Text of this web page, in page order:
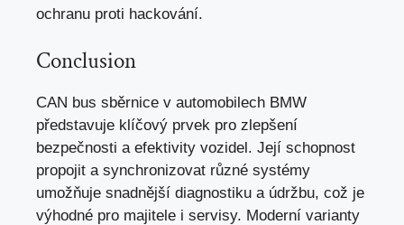
ochranu proti hackování.
Conclusion
CAN bus sběrnice v automobilech BMW
představuje klíčový prvek pro zlepšení
bezpečnosti a efektivity vozidel. Její schopnost
propojit a synchronizovat různé systémy
umožňuje snadnější diagnostiku a údržbu, což je
výhodné pro majitele i servisy. Moderní varianty